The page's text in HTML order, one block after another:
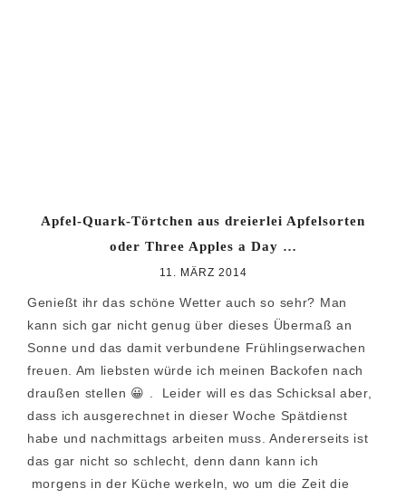
Apfel-Quark-Törtchen aus dreierlei Apfelsorten
oder Three Apples a Day …
11. MÄRZ 2014
Genießt ihr das schöne Wetter auch so sehr? Man
kann sich gar nicht genug über dieses Übermaß an
Sonne und das damit verbundene Frühlingserwachen
freuen. Am liebsten würde ich meinen Backofen nach
draußen stellen 😀 . Leider will es das Schicksal aber,
dass ich ausgerechnet in dieser Woche Spätdienst
habe und nachmittags arbeiten muss. Andererseits ist
das gar nicht so schlecht, denn dann kann ich
morgens in der Küche werkeln, wo um die Zeit die